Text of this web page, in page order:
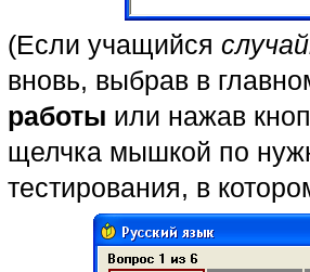
(Если учащийся
вновь, выбрав в
работы или нажав
щелчка мышкой по
тестирования, в